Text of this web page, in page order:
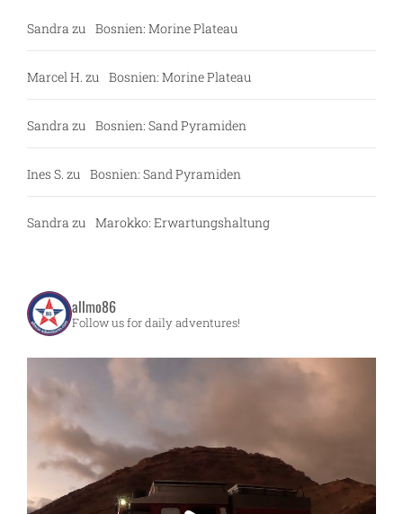
Sandra zu Bosnien: Morine Plateau
Marcel H. zu Bosnien: Morine Plateau
Sandra zu Bosnien: Sand Pyramiden
Ines S. zu Bosnien: Sand Pyramiden
Sandra zu Marokko: Erwartungshaltung
allmo86
Follow us for daily adventures!